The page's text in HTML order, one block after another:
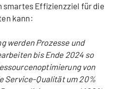
smartes Effizienzziel für die
kann:
werden Prozesse und
bis Ende 2024 so
von
Service-Qualität um 20%